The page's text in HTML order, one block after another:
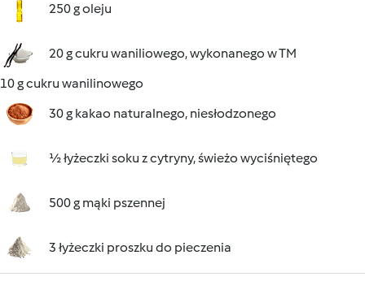
250 g oleju
20 g cukru waniliowego, wykonanego w TM
10 g cukru wanilinowego
30 g kakao naturalnego, niesłodzonego
½ łyżeczki soku z cytryny, świeżo wyciśniętego
500 g mąki pszennej
3 łyżeczki proszku do pieczenia